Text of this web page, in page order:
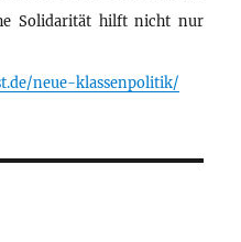
Solidarität hilft nicht nur
neue-klassenpolitik/